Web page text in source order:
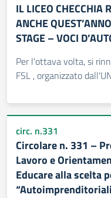
IL LICEO CHECCHIA
ANCHE
STAGE – VOCI
Per l'ottava volta, si
FSL , organizzato
circ. n.331
Circolare n. 331 –
Lavoro e
Educare alla scelta